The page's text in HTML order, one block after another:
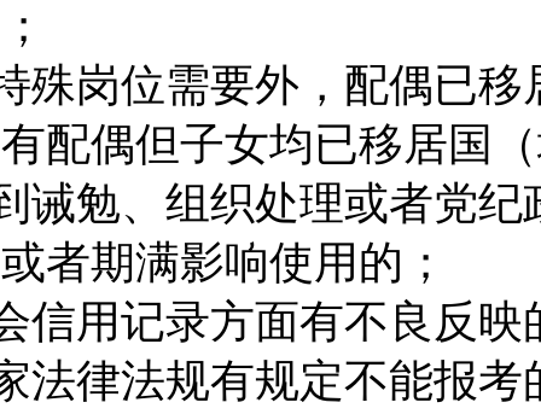
殊岗位需要外，配偶已移
配偶但子女均已移居国
诫勉、组织处理或者党纪
者期满影响使用的；
信用记录方面有不良反映
法律法规有规定不能报考